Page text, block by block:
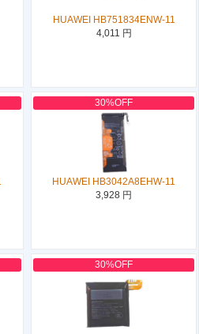
HUAWEI HB751834ENW-11
4,011 円
30%OFF
HUAWEI HB3042A8EHW-11
3,928 円
30%OFF